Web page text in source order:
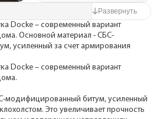
Docke – современный вариант
Основной материал - СБС-
усиленный за счет армирования
Docke – современный вариант
модифицированный битум, усиленный
Это увеличивает прочность